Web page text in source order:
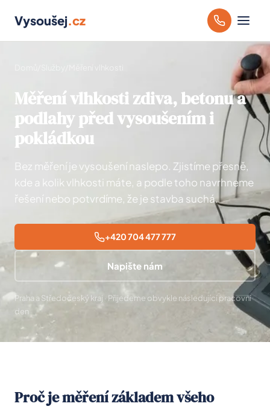
Vysoušej.cz
Měření vlhkosti zdiva, betonu a
podlahy před vysoušením i
pokládkou
Bez měření je vysoušení naslepo. Zjistíme přesně,
kde a kolik vlhkosti máte, a podle toho navrhneme
řešení nebo potvrdíme, že je stavba suchá.
+420 704 477 777
Napište nám
Praha a Středočeský kraj · Přijedeme obvykle následující pracovní
den
Proč je měření základem všeho